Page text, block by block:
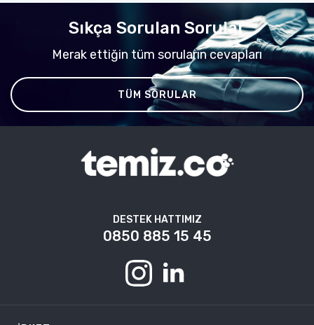
Sıkça Sorulan Sorular
Merak ettiğin tüm soruların cevapları
TÜM SORULAR
DESTEK HATTIMIZ
0850 885 15 45